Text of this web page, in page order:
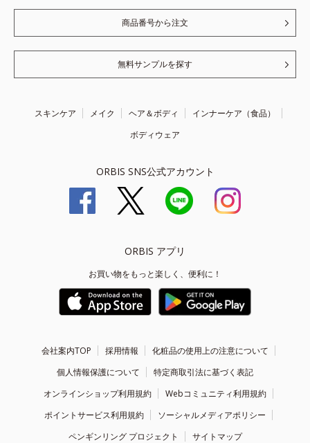
商品番号から注文
無料サンプルを探す
スキンケア メイク ヘア＆ボディ
インナーケア（食品）
ボディウェア
ORBIS SNS公式アカウント
ORBIS アプリ
お買い物をもっと楽しく、便利に！
会社案内TOP 採用情報
化粧品の使用上の注意について
個人情報保護について
特定商取引法に基づく表記
オンラインショップ利用規約
Webコミュニティ利用規約
ポイントサービス利用規約
ソーシャルメディアポリシー
ペンギンリング プロジェクト
サイトマップ